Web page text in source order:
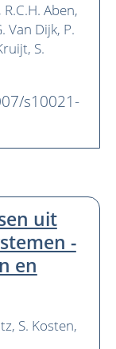
R.C.H. Aben
Van Dijk P.
S.
s10021-
uit
-
en
S. Kosten